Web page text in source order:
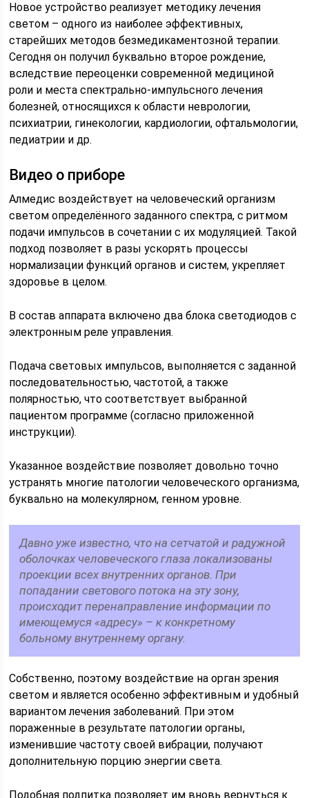
Новое устройство реализует методику лечения
светом – одного из наиболее эффективных,
старейших методов безмедикаментозной терапии.
Сегодня он получил буквально второе рождение,
вследствие переоценки современной медициной
роли и места спектрально-импульсного лечения
болезней, относящихся к области неврологии,
психиатрии, гинекологии, кардиологии, офтальмологии,
педиатрии и др.
Видео о приборе
Алмедис воздействует на человеческий организм
светом определённого заданного спектра, с ритмом
подачи импульсов в сочетании с их модуляцией. Такой
подход позволяет в разы ускорять процессы
нормализации функций органов и систем, укрепляет
здоровье в целом.
В состав аппарата включено два блока светодиодов с
электронным реле управления.
Подача световых импульсов, выполняется с заданной
последовательностью, частотой, а также
полярностью, что соответствует выбранной
пациентом программе (согласно приложенной
инструкции).
Указанное воздействие позволяет довольно точно
устранять многие патологии человеческого организма,
буквально на молекулярном, генном уровне.
Давно уже известно, что на сетчатой и радужной
оболочках человеческого глаза локализованы
проекции всех внутренних органов. При
попадании светового потока на эту зону,
происходит перенаправление информации по
имеющемуся «адресу» – к конкретному
больному внутреннему органу.
Собственно, поэтому воздействие на орган зрения
светом и является особенно эффективным и удобный
вариантом лечения заболеваний. При этом
пораженные в результате патологии органы,
изменившие частоту своей вибрации, получают
дополнительную порцию энергии света.
Подобная подпитка позволяет им вновь вернуться к